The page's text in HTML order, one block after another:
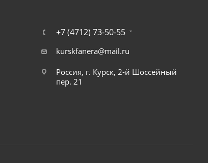
+7 (4712) 73-50-55
kurskfanera@mail.ru
Россия, г. Курск, 2-й Шоссейный
пер. 21